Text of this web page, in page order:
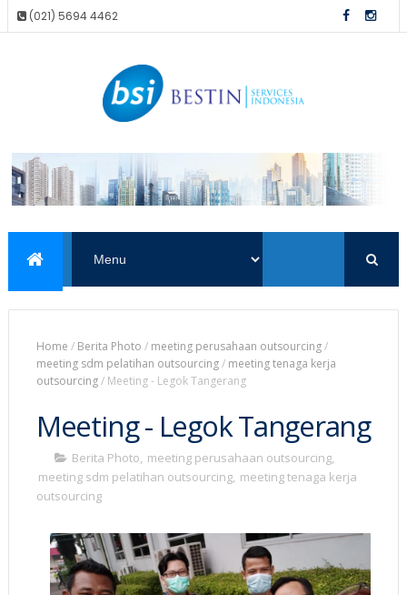
(021) 5694 4462
Home / Berita Photo / meeting perusahaan outsourcing/
meeting sdm pelatihan outsourcing/ meeting tenaga kerja
outsourcing/ Meeting - Legok Tangerang
Meeting - Legok Tangerang
Berita Photo, meeting perusahaan outsourcing,
meeting sdm pelatihan outsourcing, meeting tenaga kerja
outsourcing